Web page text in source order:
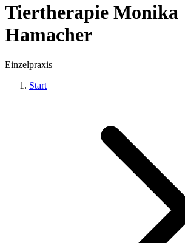
Tiertherapie Monika
Hamacher
Einzelpraxis
Start